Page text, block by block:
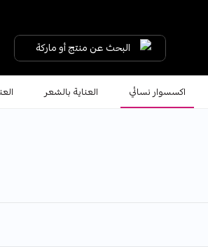
البحث عن منتج أو ماركة
اكسسوار نسائي العناية بالشعر